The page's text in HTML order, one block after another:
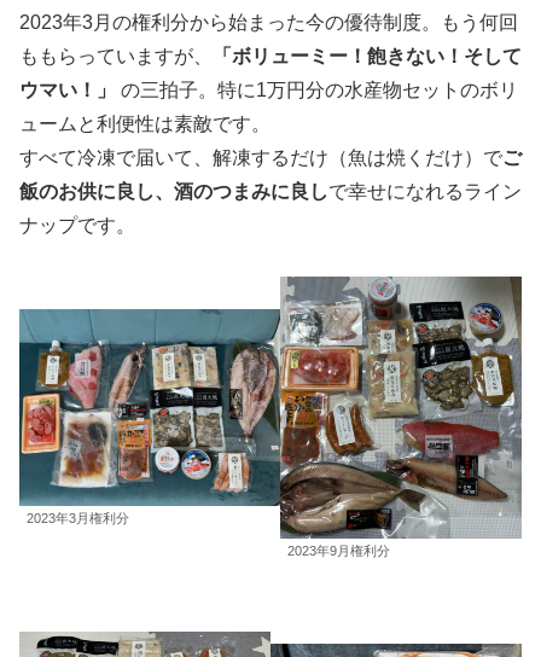
2023年3月の権利分から始まった今の優待制度。もう何回
ももらっていますが、
「ボリューミー！飽きない！そして
ウマい！」
の三拍子。特に1万円分の水産物セットのボリ
ュームと利便性は素敵です。
すべて冷凍で届いて、解凍するだけ（魚は焼くだけ）でご
飯のお供に良し、酒のつまみに良しで幸せになれるライン
ナップです。
2023年3月権利分
2023年9月権利分